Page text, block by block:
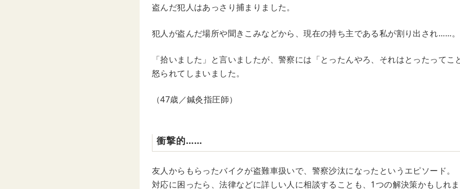
盗んだ犯人はあっさり捕まりました。
犯人が盗んだ場所や聞きこみなどから、現在の持ち主である私が割り出され……。
「拾いました」と言いましたが、警察には「とったんやろ、それはとったってこ
怒られてしまいました。
（47歳／鍼灸指圧師）
衝撃的……
友人からもらったバイクが盗難車扱いで、警察沙汰になったというエピソード。
対応に困ったら、法律などに詳しい人に相談することも、1つの解決策かもしれ